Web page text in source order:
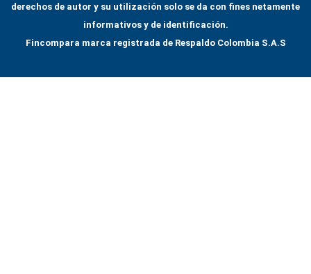
derechos de autor y su utilización solo se da con fines netamente
informativos y de identificación.
Fincompara marca registrada de Respaldo Colombia S.A.S